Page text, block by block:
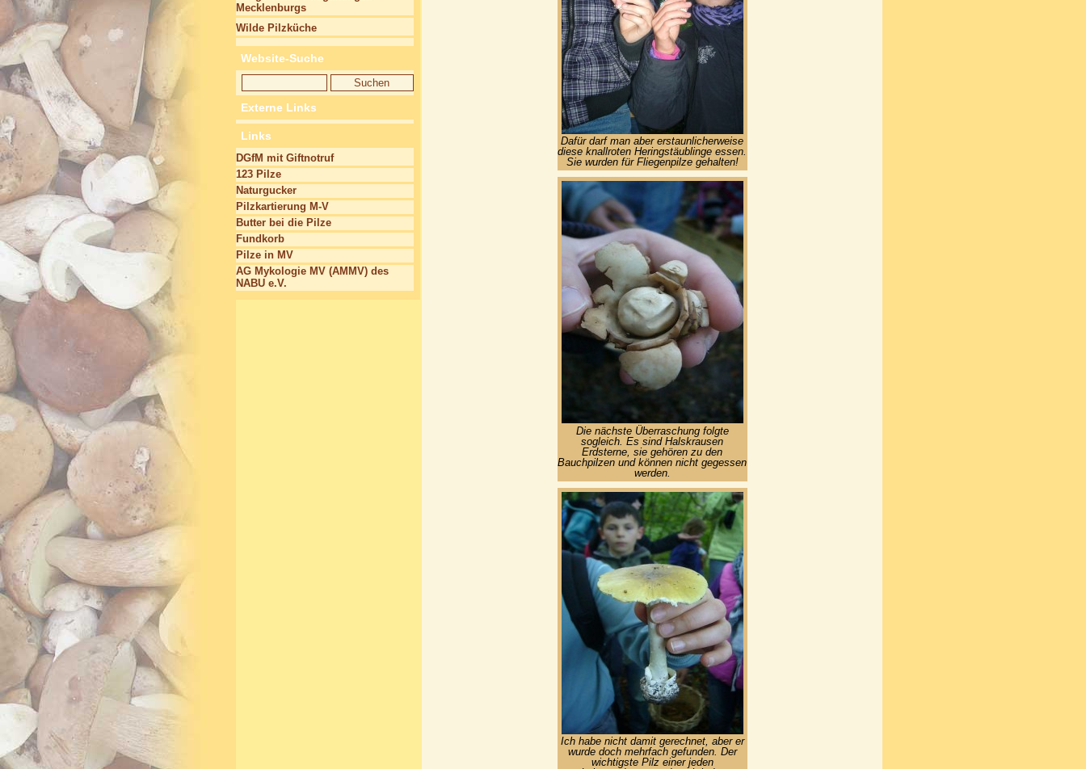
Dafür darf man aber erstaunlicherweise
diese knallroten Heringstäublinge essen.
Sie wurden für Fliegenpilze gehalten!
Die nächste Überraschung folgte
sogleich. Es sind Halskrausen
Erdsterne, sie gehören zu den
Bauchpilzen und können nicht gegessen
werden.
Ich habe nicht damit gerechnet, aber er
wurde doch mehrfach gefunden. Der
wichtigste Pilz einer jeden
Mecklenburgs
Wilde Pilzküche
Website-Suche
Externe Links
Links
DGfM mit Giftnotruf
123 Pilze
Naturgucker
Pilzkartierung M-V
Butter bei die Pilze
Fundkorb
Pilze in MV
AG Mykologie MV (AMMV) des
NABU e.V.